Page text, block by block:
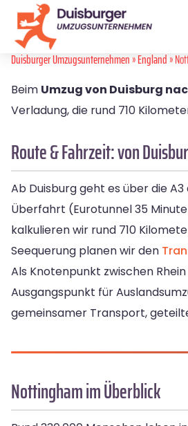
Duisburger Umzugsunternehmen»England»
Beim Umzug von Duisburg
Verladung, die rund 710
Route & Fahrzeit: von
Ab Duisburg geht es über die A3
Überfahrt (Eurotunnel 35
kalkulieren wir rund 710
Seequerung planen wir den
Als Knotenpunkt zwischen
Ausgangspunkt für
gemeinsamer Transport,
Nottingham im Überblick